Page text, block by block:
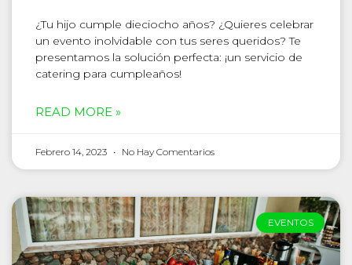
¿Tu hijo cumple dieciocho años? ¿Quieres celebrar
un evento inolvidable con tus seres queridos? Te
presentamos la solución perfecta: ¡un servicio de
catering para cumpleaños!
READ MORE »
Febrero 14, 2023 No Hay Comentarios
EVENTOS